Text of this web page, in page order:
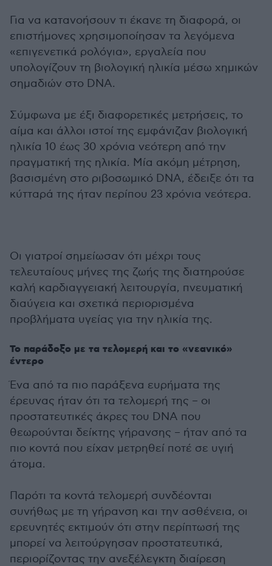
Για να κατανοήσουν τι έκανε τη διαφορά, οι
επιστήμονες χρησιμοποίησαν τα λεγόμενα
«επιγενετικά ρολόγια», εργαλεία που
υπολογίζουν τη βιολογική ηλικία μέσω χημικών
σημαδιών στο DNA.
Σύμφωνα με έξι διαφορετικές μετρήσεις, το
αίμα και άλλοι ιστοί της εμφάνιζαν βιολογική
ηλικία 10 έως 30 χρόνια νεότερη από την
πραγματική της ηλικία. Μία ακόμη μέτρηση,
βασισμένη στο ριβοσωμικό DNA, έδειξε ότι τα
κύτταρά της ήταν περίπου 23 χρόνια νεότερα.
Οι γιατροί σημείωσαν ότι μέχρι τους
τελευταίους μήνες της ζωής της διατηρούσε
καλή καρδιαγγειακή λειτουργία, πνευματική
διαύγεια και σχετικά περιορισμένα
προβλήματα υγείας για την ηλικία της.
Το παράδοξο με τα τελομερή και το «νεανικό»
έντερο
Ένα από τα πιο παράξενα ευρήματα της
έρευνας ήταν ότι τα τελομερή της – οι
προστατευτικές άκρες του DNA που
θεωρούνται δείκτης γήρανσης – ήταν από τα
πιο κοντά που είχαν μετρηθεί ποτέ σε υγιή
άτομα.
Παρότι τα κοντά τελομερή συνδέονται
συνήθως με τη γήρανση και την ασθένεια, οι
ερευνητές εκτιμούν ότι στην περίπτωσή της
μπορεί να λειτούργησαν προστατευτικά,
περιορίζοντας την ανεξέλεγκτη διαίρεση